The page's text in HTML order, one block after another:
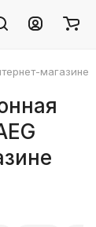
магазине